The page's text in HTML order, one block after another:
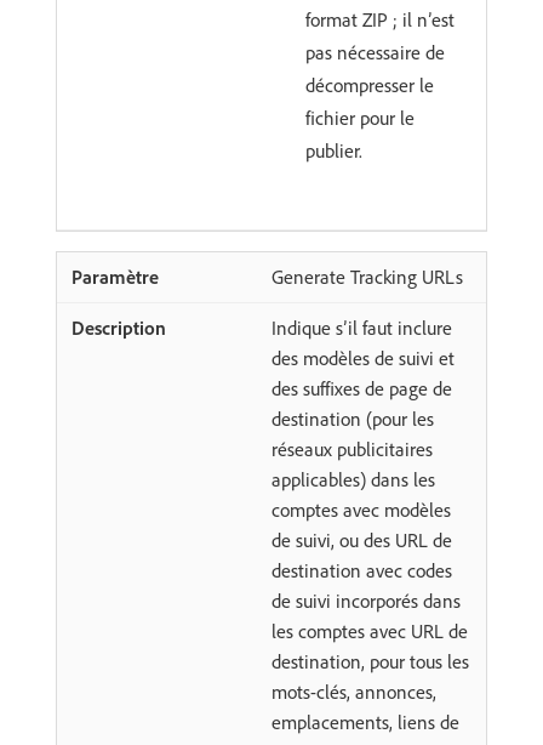
format ZIP ; il n’est
pas nécessaire de
décompresser le
fichier pour le
publier.
Generate Tracking URLs
Indique s’il faut inclure
des modèles de suivi et
des suffixes de page de
destination (pour les
réseaux publicitaires
applicables) dans les
comptes avec modèles
de suivi, ou des URL de
destination avec codes
de suivi incorporés dans
les comptes avec URL de
destination, pour tous les
mots-clés, annonces,
emplacements, liens de